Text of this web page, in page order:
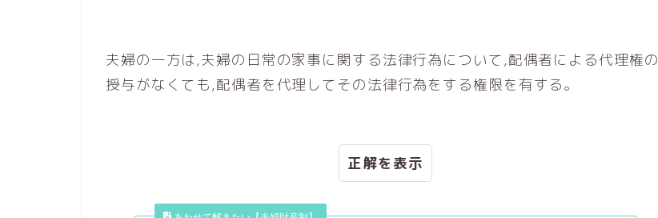
夫婦の一方は,夫婦の日常の家事に関する法律行為について,配偶者による代理権の
授与がなくても,配偶者を代理してその法律行為をする権限を有する。
正解